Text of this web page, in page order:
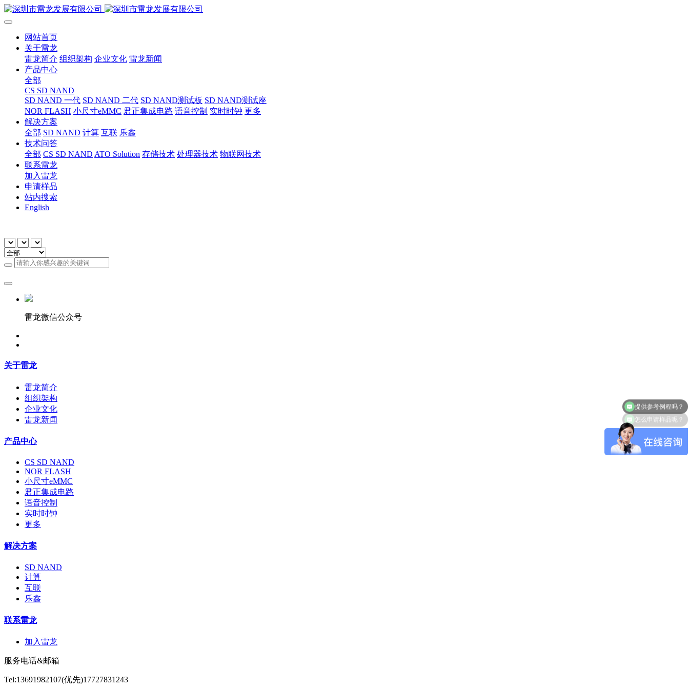
网站首页
关于雷龙
雷龙简介 组织架构 企业文化 雷龙新闻
产品中心
全部
CS SD NAND
SD NAND 一代 SD NAND 二代 SD NAND测试板 SD NAND测试座
NOR FLASH 小尺寸eMMC 君正集成电路 语音控制 实时时钟 更多
解决方案
全部 SD NAND 计算 互联 乐鑫
技术问答
全部 CS SD NAND ATO Solution 存储技术 处理器技术 物联网技术
联系雷龙
加入雷龙
申请样品
站内搜索
English
雷龙微信公众号
关于雷龙
雷龙简介
组织架构
企业文化
雷龙新闻
产品中心
CS SD NAND
NOR FLASH
小尺寸eMMC
君正集成电路
语音控制
实时时钟
更多
解决方案
SD NAND
计算
互联
乐鑫
联系雷龙
加入雷龙
服务电话&邮箱
Tel:13691982107(优先)17727831243
怎么申请样品呢？